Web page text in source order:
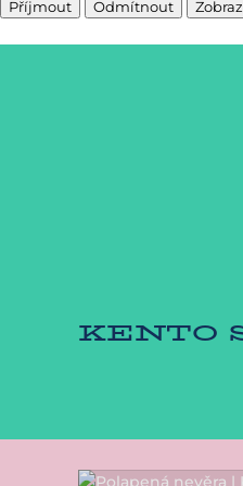
Příjmout Odmítnout
KENTO